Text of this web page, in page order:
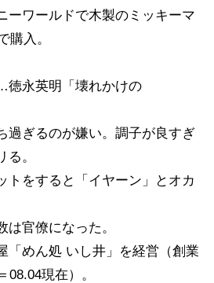
ワールドで木製のミッキーマ
購入。
徳永英明「壊れかけの
過ぎるのが嫌い。調子が良すぎ
。
トをすると「イヤーン」とオカ
は官僚になった。
「めん処 いし井」を経営（創業
08.04現在）。